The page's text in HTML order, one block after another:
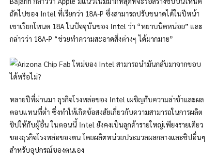
ถัดไปของ Intel ที่เรียกว่า 18A-P ซึ่งสามารถปรับขนาดได้ในปีหน้า
เขาเรียกโหนด 18A ในปัจจุบันของ Intel ว่า “หยาบนิดหน่อย” และ
กล่าวว่า 18A-P “ช่วยทำความสะอาดสิ่งต่างๆ ได้มากมาย”
หลายปีที่ผ่านมา ธุรกิจโรงหล่อของ Intel เผชิญกับความล่าช้าและผล
ตอบแทนที่ต่ำ ซึ่งทำให้เกิดข้อสงสัยเกี่ยวกับความสามารถในการผลิต
ชิปให้กับผู้อื่น ในตอนนี้ Intel ยังคงเป็นลูกค้ารายใหญ่เพียงรายเดียว
ของธุรกิจโรงหล่อของตน โดยผลิตหน่วยประมวลผลกลางและชิปอื่นๆ
สำหรับอุปกรณ์ของตนเอง